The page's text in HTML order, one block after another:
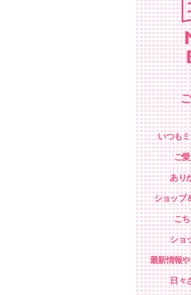
いつも
ご
あり
ショップ
こ
ショ
最新情報
日々